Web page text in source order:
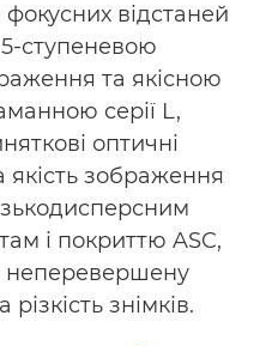
фокусних відстаней
ступеневою
та якісною
серії L,
оптичні
якість зображення
і покриттю ASC,
неперевершену
різкість знімків.